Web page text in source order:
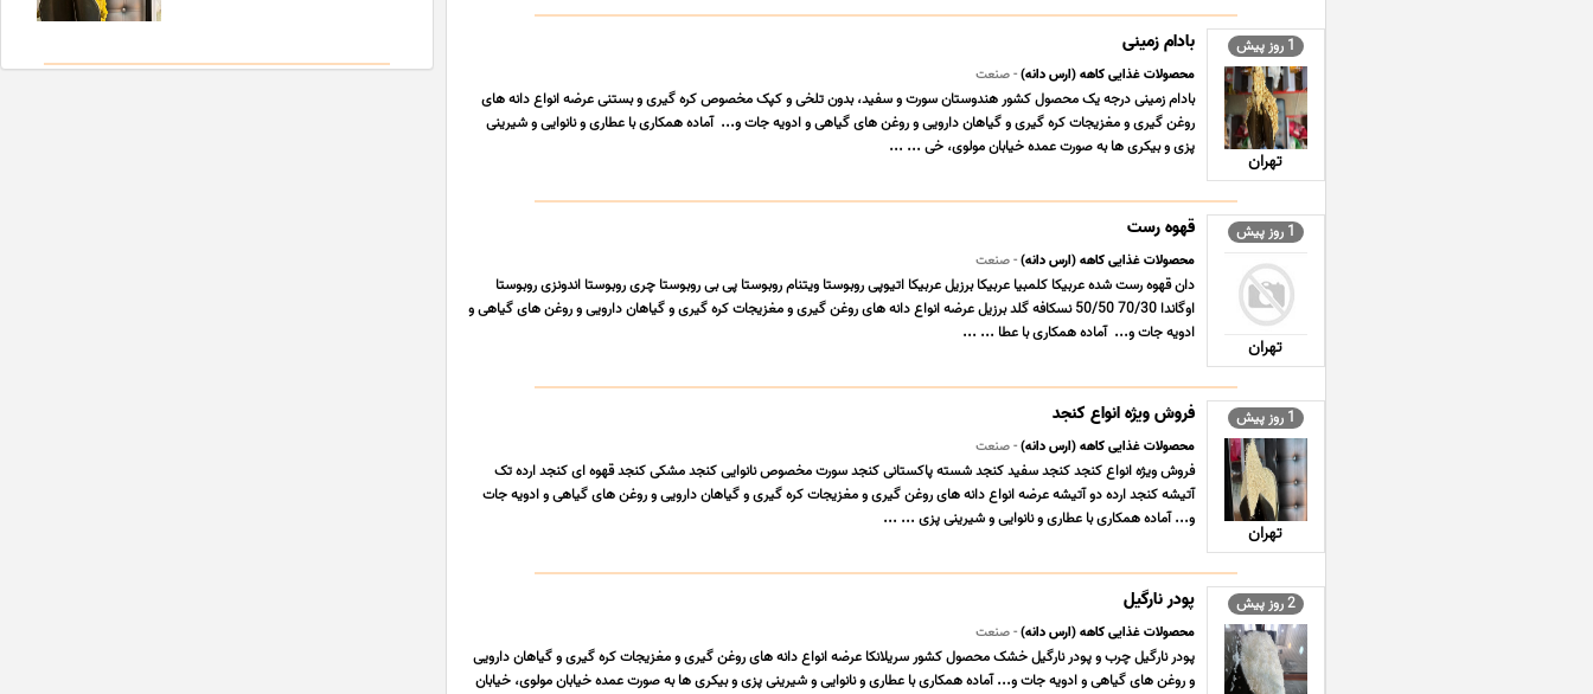
1 روز پیش
تهران
بادام زمینی
محصولات غذایی کاهه (ارس دانه)- صنعت
بادام زمینی درجه یک محصول کشور هندوستان سورت و سفید، بدون تلخی و کپک مخصوص کره گیری و بستنی عرضه انواع دانه های
روغن گیری و مغزیجات کره گیری و گیاهان دارویی و روغن های گیاهی و ادویه جات و... ‎ آماده همکاری با عطاری و نانوایی و شیرینی
پزی و بیکری ها ‎به صورت عمده ‎خیابان مولوی، خی ... ...
1 روز پیش
تهران
قهوه رست
محصولات غذایی کاهه (ارس دانه)- صنعت
دان قهوه رست شده عربیکا کلمبیا عربیکا برزیل عربیکا اتیوپی روبوستا ویتنام روبوستا پی بی روبوستا چری روبوستا اندونزی روبوستا
اوگاندا 70/30 50/50 نسکافه گلد برزیل عرضه انواع دانه های روغن گیری و مغزیجات کره گیری و گیاهان دارویی و روغن های گیاهی و
ادویه جات و... ‎ آماده همکاری با عطا ... ...
1 روز پیش
تهران
فروش ویژه انواع کنجد
محصولات غذایی کاهه (ارس دانه)- صنعت
فروش ویژه انواع کنجد کنجد سفید کنجد شسته پاکستانی کنجد سورت مخصوص نانوایی کنجد مشکی کنجد قهوه ای کنجد ارده تک
آتیشه کنجد ارده دو آتیشه عرضه انواع دانه های روغن گیری و مغزیجات کره گیری و گیاهان دارویی و روغن های گیاهی و ادویه جات
و... ‎آماده همکاری با عطاری و نانوایی و شیرینی پزی ... ...
2 روز پیش پودر نارگیل
محصولات غذایی کاهه (ارس دانه)- صنعت
پودر نارگیل چرب و پودر نارگیل خشک محصول کشور سریلانکا عرضه انواع دانه های روغن گیری و مغزیجات کره گیری و گیاهان دارویی
و روغن های گیاهی و ادویه جات و... ‎آماده همکاری با عطاری و نانوایی و شیرینی پزی و بیکری ها ‎به صورت عمده ‎خیابان مولوی، خیابان